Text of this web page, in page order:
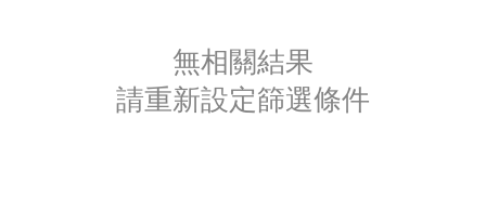
無相關結果
請重新設定篩選條件